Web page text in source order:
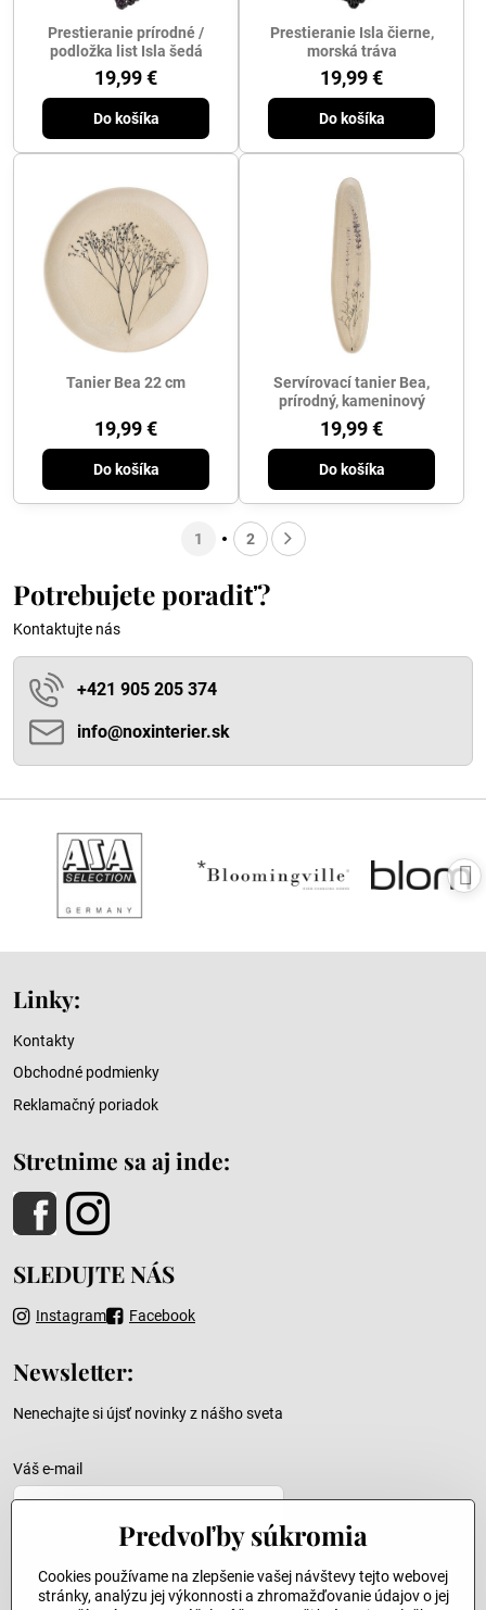
Prestieranie prírodné /
podložka list Isla šedá
19,99 €
Do košíka
Prestieranie Isla čierne,
morská tráva
19,99 €
Do košíka
Tanier Bea 22 cm
19,99 €
Do košíka
Servírovací tanier Bea,
prírodný, kameninový
19,99 €
Do košíka
1 2
Potrebujete poradiť?
Kontaktujte nás
+421 905 205 374
info​@noxinterier​.sk
Linky:
Kontakty
Obchodné podmienky
Reklamačný poriadok
Stretnime sa aj inde:
SLEDUJTE NÁS
Instagram Facebook
Newsletter:
Nenechajte si újsť novinky z nášho sveta
Váš e-mail
Odoslať
Predvoľby súkromia
Cookies používame na zlepšenie vašej návštevy tejto webovej
stránky, analýzu jej výkonnosti a zhromažďovanie údajov o jej